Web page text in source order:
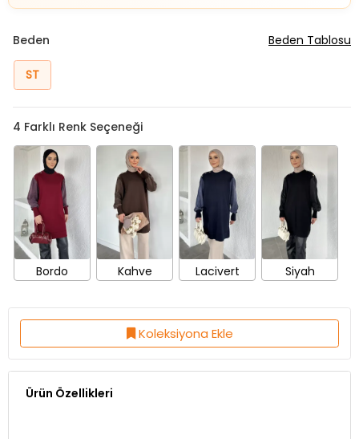
Beden
ST
Beden Tablosu
4 Farklı Renk Seçeneği
Bordo Kahve Lacivert Siyah
Koleksiyona Ekle
Ürün Özellikleri